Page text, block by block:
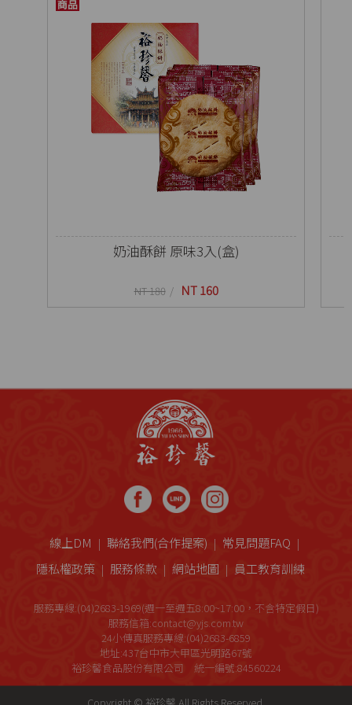
奶油酥餅 原味3入(盒)
NT 180 NT 160
線上DM 聯絡我們(合作提案)
常見問題FAQ
隱私權政策
服務條款 網站地圖 員工教育訓練
服務專線:(04)2683-1969(週一至週五8:00~17:00，不含特定假日)
服務信箱:contact@yjs.com.tw
24小傳真服務專線:(04)2683-6859
地址:437台中市大甲區光明路67號
裕珍馨食品股份有限公司 統一編號:84560224